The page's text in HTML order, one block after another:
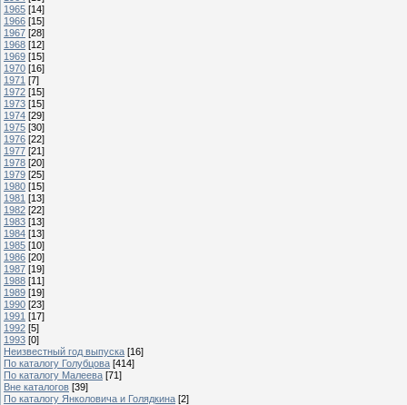
1965 [14]
1966 [15]
1967 [28]
1968 [12]
1969 [15]
1970 [16]
1971 [7]
1972 [15]
1973 [15]
1974 [29]
1975 [30]
1976 [22]
1977 [21]
1978 [20]
1979 [25]
1980 [15]
1981 [13]
1982 [22]
1983 [13]
1984 [13]
1985 [10]
1986 [20]
1987 [19]
1988 [11]
1989 [19]
1990 [23]
1991 [17]
1992 [5]
1993 [0]
Неизвестный год выпуска [16]
По каталогу Голубцова [414]
По каталогу Малеева [71]
Вне каталогов [39]
По каталогу Янколовича и Голядкина [2]